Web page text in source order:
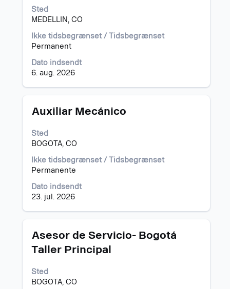
se
Sted
MEDELLIN, CO
Ikke tidsbegrænset / Tidsbegrænset
Permanent
Dato indsendt
6. aug. 2026
mellemrumstasten
for
se
det
indhold
af
joboplysningerne.
Stilling
Auxiliar Mecánico
Sted
BOGOTA, CO
Ikke tidsbegrænset / Tidsbegrænset
Permanente
Dato indsendt
23. jul. 2026
Vælg
mellemrumstasten
for
se
det
indhold
af
joboplysningerne.
Stilling
Asesor de Servicio- Bogotá
Taller Principal
Sted
BOGOTA, CO
Vælg
mellemrumstasten
at
se